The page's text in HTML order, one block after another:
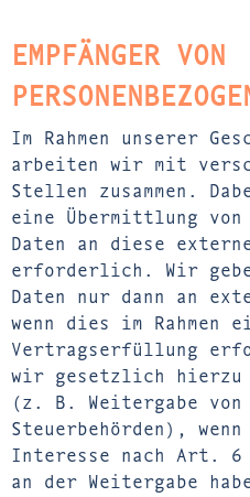
EMPFÄNGER VON
Im Rahmen unserer
arbeiten wir mit
Stellen zusammen.
eine Übermittlung von
Daten an diese
erforderlich. Wir
Daten nur dann an
wenn dies im Rahmen
Vertragserfüllung
wir gesetzlich
(z. B. Weitergabe von
Steuerbehörden),
Interesse nach Art.
an der Weitergabe